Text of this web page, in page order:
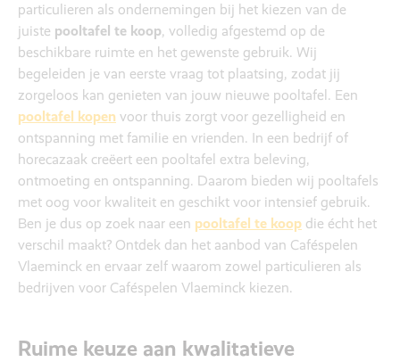
particulieren als ondernemingen bij het kiezen van de
juiste pooltafel te koop, volledig afgestemd op de
beschikbare ruimte en het gewenste gebruik. Wij
begeleiden je van eerste vraag tot plaatsing, zodat jij
zorgeloos kan genieten van jouw nieuwe pooltafel. Een
pooltafel kopen voor thuis zorgt voor gezelligheid en
ontspanning met familie en vrienden. In een bedrijf of
horecazaak creëert een pooltafel extra beleving,
ontmoeting en ontspanning. Daarom bieden wij pooltafels
met oog voor kwaliteit en geschikt voor intensief gebruik.
Ben je dus op zoek naar een pooltafel te koop die écht het
verschil maakt? Ontdek dan het aanbod van Caféspelen
Vlaeminck en ervaar zelf waarom zowel particulieren als
bedrijven voor Caféspelen Vlaeminck kiezen.
Ruime keuze aan kwalitatieve